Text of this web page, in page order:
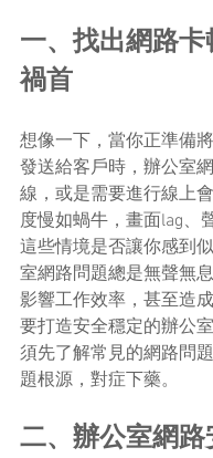
一、找出網路
禍首
想像一下，當你正準備
發送給客戶時，辦公室
線，或是需要進行線上
度慢如蝸牛，畫面lag、
這些情境是否讓你感到
室網路問題總是無聲無
影響工作效率，甚至造
要打造安全穩定的辦公
須先了解常見的網路問
題根源，對症下藥。
二、辦公室網路